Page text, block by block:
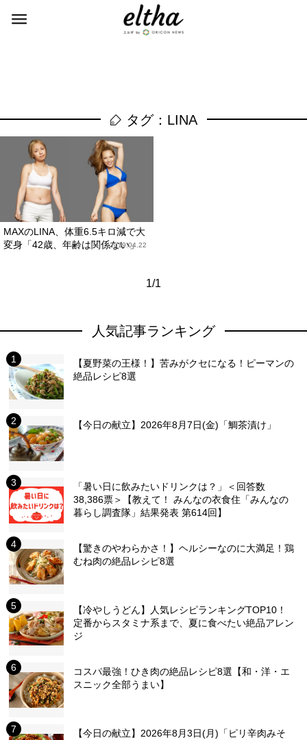
タグ：LINA
MAXのLINA、体重6.5キロ減で大
変身「42歳、年齢は関係ない」
2019.04.22
1/1
人気記事ランキング
【夏野菜の王様！】苦みがクセになる！ピーマンの
絶品レシピ8選
【今日の献立】2026年8月7日(金)「鯛茶漬け」
「暑い日に飲みたいドリンクは？」＜回答数
38,386票＞【教えて！ みんなの衣食住「みんなの
暮らし調査隊」結果発表 第614回】
【驚きのやわらかさ！】ヘルシーなのに大満足！鶏
むね肉の絶品レシピ8選
【冷やしうどん】人気レシピランキングTOP10！
定番からスタミナ系まで、夏に食べたい絶品アレン
ジ
コスパ最強！ひき肉の絶品レシピ8選【和・洋・エ
スニック全部うまい】
【今日の献立】2026年8月3日(月)「ピリ辛肉みそ